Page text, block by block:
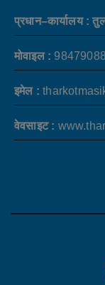
प्रधान–कार्यालय :
मोवाइल :
इमेल :
वेवसाइट :